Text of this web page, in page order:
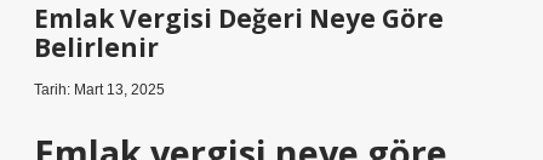
Emlak Vergisi Değeri Neye Göre
Belirlenir
Tarih: Mart 13, 2025